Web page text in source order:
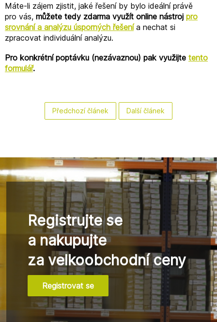
Máte-li zájem zjistit, jaké řešení by bylo ideální právě
pro vás, můžete tedy zdarma využít online nástroj pro
srovnání a analýzu úsporných řešení a nechat si
zpracovat individuální analýzu.
Pro konkrétní poptávku (nezávaznou) pak využijte tento
formulář.
Předchozí článek Další článek
Registrujte se
a nakupujte
za velkoobchodní ceny
Registrovat se